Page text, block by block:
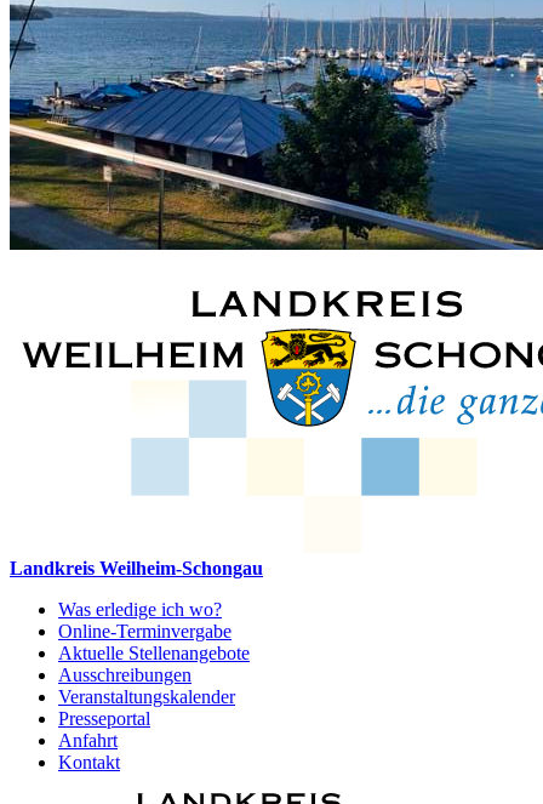
Landkreis Weilheim-Schongau
Was erledige ich wo?
Online-Terminvergabe
Aktuelle Stellenangebote
Ausschreibungen
Veranstaltungskalender
Presseportal
Anfahrt
Kontakt